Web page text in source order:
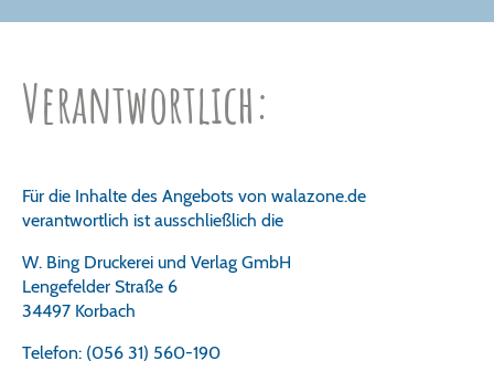
Verantwortlich:
Für die Inhalte des Angebots von walazone.de
verantwortlich ist ausschließlich die
W. Bing Druckerei und Verlag GmbH
Lengefelder Straße 6
34497 Korbach
Telefon: (056 31) 560-190